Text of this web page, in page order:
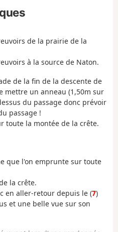
de la prairie de la
à la source de Naton.
de la fin de la descente de
mettre un anneau (1,50m sur
du passage donc prévoir
passage !
toute la montée de la crête.
que l'on emprunte sur toute
la crête.
en aller-retour depuis le (7)
et une belle vue sur son